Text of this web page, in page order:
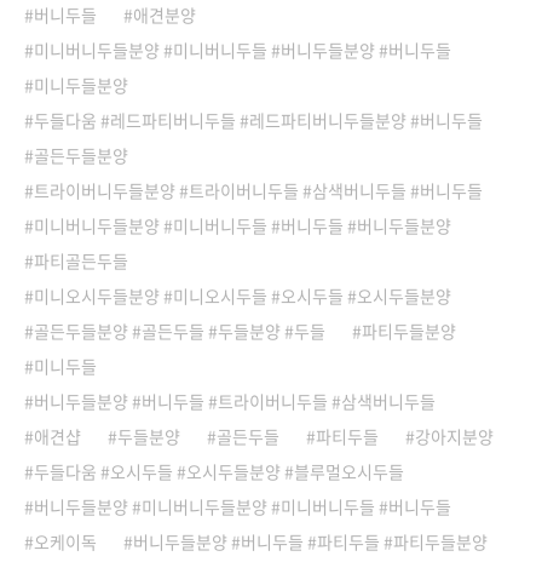
버니두들
애견분양
미니버니두들분양 #미니버니두들 #버니두들분양 #버니두들
미니두들분양
두들다움 #레드파티버니두들 #레드파티버니두들분양 #버니두들
골든두들분양
트라이버니두들분양 #트라이버니두들 #삼색버니두들 #버니두들
미니버니두들분양 #미니버니두들 #버니두들 #버니두들분양
파티골든두들
미니오시두들분양 #미니오시두들 #오시두들 #오시두들분양
골든두들분양 #골든두들 #두들분양 #두들
파티두들분양
미니두들
버니두들분양 #버니두들 #트라이버니두들 #삼색버니두들
애견샵
두들분양 골든두들 파티두들
강아지분양
두들다움 #오시두들 #오시두들분양 #블루멀오시두들
버니두들분양 #미니버니두들분양 #미니버니두들 #버니두들
오케이독
버니두들분양 #버니두들 #파티두들 #파티두들분양